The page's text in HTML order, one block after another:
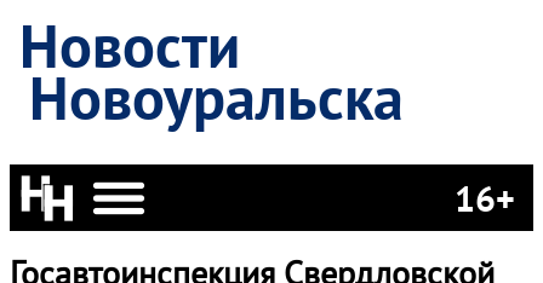
Новости
Новоуральска
16+
Госавтоинспекция Свердловской